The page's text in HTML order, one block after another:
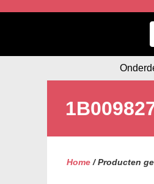
Home/ Producten